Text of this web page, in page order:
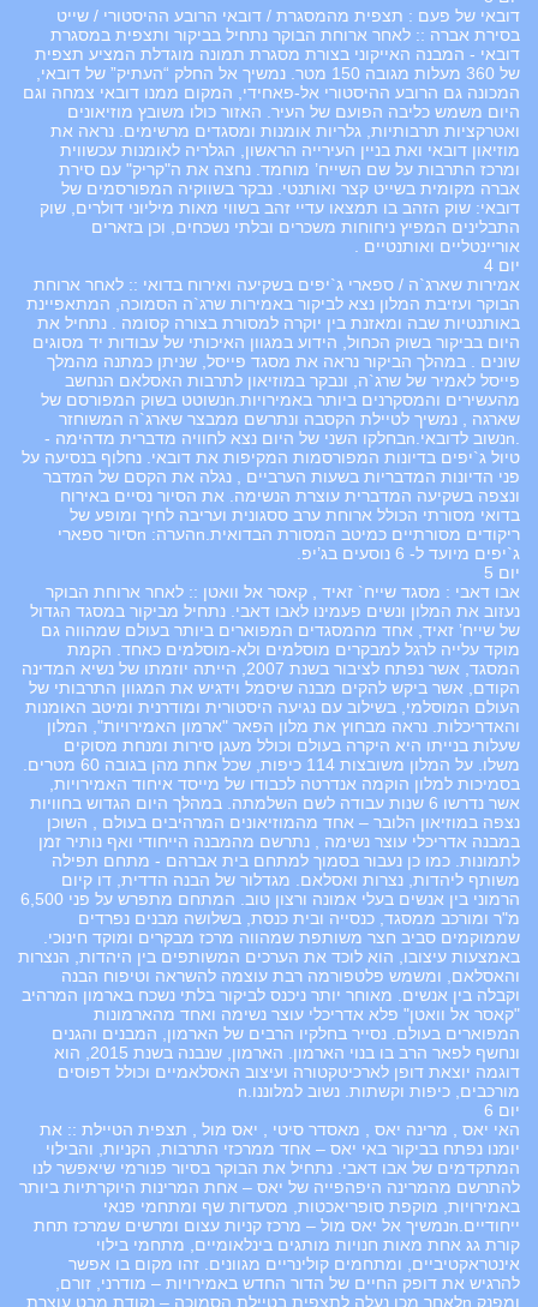
דובאי של פעם : תצפית מהמסגרת / דובאי הרובע ההיסטורי / שייט
בסירת אברה :: לאחר ארוחת הבוקר נתחיל בביקור ותצפית במסגרת
דובאי - המבנה האייקוני בצורת מסגרת תמונה מוגדלת המציע תצפית
של 360 מעלות מגובה 150 מטר. נמשיך אל החלק “העתיק” של דובאי,
המכונה גם הרובע ההיסטורי אל-פאחידי, המקום ממנו דובאי צמחה וגם
היום משמש כליבה הפועם של העיר. האזור כולו משובץ מוזיאונים
ואטרקציות תרבותיות, גלריות אומנות ומסגדים מרשימים. נראה את
מוזיאון דובאי ואת בניין העירייה הראשון, הגלריה לאומנות עכשווית
ומרכז התרבות על שם השייח’ מוחמד. נחצה את ה"קריק" עם סירת
אברה מקומית בשייט קצר ואותנטי. נבקר בשווקיה המפורסמים של
דובאי: שוק הזהב בו תמצאו עדיי זהב בשווי מאות מיליוני דולרים, שוק
התבלינים המפיץ ניחוחות משכרים ובלתי נשכחים, וכן בזארים
אוריינטליים ואותנטיים .
יום 4
אמירות שארג`ה / ספארי ג`יפים בשקיעה ואירוח בדואי :: לאחר ארוחת
הבוקר ועזיבת המלון נצא לביקור באמירות שרג`ה הסמוכה, המתאפיינת
באותנטיות שבה ומאזנת בין יוקרה למסורת בצורה קסומה . נתחיל את
היום בביקור בשוק הכחול, הידוע במגוון האיכותי של עבודות יד מסוגים
שונים . במהלך הביקור נראה את מסגד פייסל, שניתן כמתנה מהמלך
פייסל לאמיר של שרג`ה, ונבקר במוזיאון לתרבות האסלאם הנחשב
מהעשירים והמסקרנים ביותר באמירויות.nנשוטט בשוק המפורסם של
שארגה , נמשיך לטיילת הקסבה ונתרשם ממבצר שארג`ה המשוחזר
.nנשוב לדובאי.nבחלקו השני של היום נצא לחוויה מדברית מדהימה -
טיול ג`יפים בדיונות המפורסמות המקיפות את דובאי. נחלוף בנסיעה על
פני הדיונות המדבריות בשעות הערביים , נגלה את הקסם של המדבר
ונצפה בשקיעה המדברית עוצרת הנשימה. את הסיור נסיים באירוח
בדואי מסורתי הכולל ארוחת ערב ססגונית ועריבה לחיך ומופע של
ריקודים מסורתיים כמיטב המסורת הבדואית.nהערה: nסיור ספארי
ג`יפים מיועד ל- 6 נוסעים בג’יפ.
יום 5
אבו דאבי : מסגד שייח` זאיד , קאסר אל וואטן :: לאחר ארוחת הבוקר
נעזוב את המלון ונשים פעמינו לאבו דאבי. נתחיל מביקור במסגד הגדול
של שייח’ זאיד, אחד מהמסגדים המפוארים ביותר בעולם שמהווה גם
מוקד עלייה לרגל למבקרים מוסלמים ולא-מוסלמים כאחד. הקמת
המסגד, אשר נפתח לציבור בשנת 2007, הייתה יוזמתו של נשיא המדינה
הקודם, אשר ביקש להקים מבנה שיסמל וידגיש את המגוון התרבותי של
העולם המוסלמי, בשילוב עם נגיעה היסטורית ומודרנית ומיטב האומנות
והאדריכלות. נראה מבחוץ את מלון הפאר "ארמון האמירויות", המלון
שעלות בנייתו היא היקרה בעולם וכולל מעגן סירות ומנחת מסוקים
משלו. על המלון משובצות 114 כיפות, שכל אחת מהן בגובה 60 מטרים.
בסמיכות למלון הוקמה אנדרטה לכבודו של מייסד איחוד האמירויות,
אשר נדרשו 6 שנות עבודה לשם השלמתה. במהלך היום הגדוש בחוויות
נצפה במוזיאון הלובר – אחד מהמוזיאונים המרהיבים בעולם , השוכן
במבנה אדריכלי עוצר נשימה , נתרשם מהמבנה הייחודי ואף נותיר זמן
לתמונות. כמו כן נעבור בסמוך למתחם בית אברהם - מתחם תפילה
משותף ליהדות, נצרות ואסלאם. מגדלור של הבנה הדדית, דו קיום
הרמוני בין אנשים בעלי אמונה ורצון טוב. המתחם מתפרש על פני 6,500
מ"ר ומורכב ממסגד, כנסייה ובית כנסת, בשלושה מבנים נפרדים
שממוקמים סביב חצר משותפת שמהווה מרכז מבקרים ומוקד חינוכי.
באמצעות עיצובו, הוא לוכד את הערכים המשותפים בין היהדות, הנצרות
והאסלאם, ומשמש פלטפורמה רבת עוצמה להשראה וטיפוח הבנה
וקבלה בין אנשים. מאוחר יותר ניכנס לביקור בלתי נשכח בארמון המרהיב
"קאסר אל וואטן" פלא אדריכלי עוצר נשימה ואחד מהארמונות
המפוארים בעולם. נסייר בחלקיו הרבים של הארמון, המבנים והגנים
ונחשף לפאר הרב בו בנוי הארמון. הארמון, שנבנה בשנת 2015, הוא
דוגמה יוצאת דופן לארכיטקטורה ועיצוב האסלאמיים וכולל דפוסים
מורכבים, כיפות וקשתות. נשוב למלוננו.n
יום 6
האי יאס , מרינה יאס , מאסדר סיטי , יאס מול , תצפית הטיילת :: את
יומנו נפתח בביקור באי יאס – אחד ממרכזי התרבות, הקניות, והבילוי
המתקדמים של אבו דאבי. נתחיל את הבוקר בסיור פנורמי שיאפשר לנו
להתרשם מהמרינה היפהפייה של יאס – אחת המרינות היוקרתיות ביותר
באמירויות, מוקפת סופריאכטות, מסעדות שף ומתחמי פנאי
ייחודיים.nנמשיך אל יאס מול – מרכז קניות עצום ומרשים שמרכז תחת
קורת גג אחת מאות חנויות מותגים בינלאומיים, מתחמי בילוי
אינטראקטיביים, ומתחמים קולינריים מגוונים. זהו מקום בו אפשר
להרגיש את דופק החיים של הדור החדש באמירויות – מודרני, זורם,
ומפנק.nלאחר מכן נעלה לתצפית בטיילת הסמוכה – נקודת מבט עוצרת